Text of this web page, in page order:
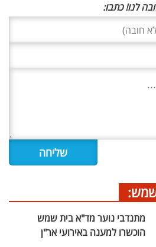
לנו! כתבו:
מתנדבי נוער מד"א בית שמש
הוכשרו למענה באירועי אר"ן